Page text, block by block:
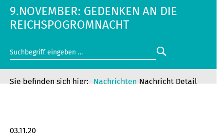
9.NOVEMBER: GEDENKEN AN DIE
REICHSPOGROMNACHT
Nachrichten Nachricht Detail
03.11.20